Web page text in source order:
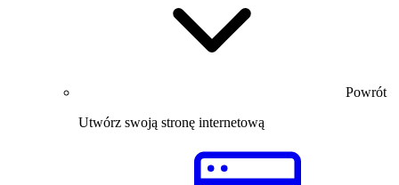
Powrót
Utwórz swoją stronę internetową